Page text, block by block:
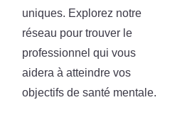
uniques. Explorez notre
réseau pour trouver le
professionnel qui vous
aidera à atteindre vos
objectifs de santé mentale.